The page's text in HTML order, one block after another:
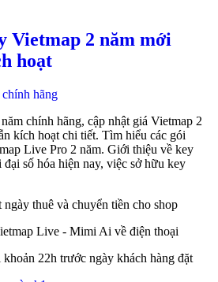
Vietmap 2 năm mới
hoạt
chính hãng, cập nhật giá Vietmap 2
kích hoạt chi tiết. Tìm hiểu các gói
Live Pro 2 năm. Giới thiệu về key
số hóa hiện nay, việc sở hữu key
thuê và chuyển tiền cho shop
Live - Mimi Ai về điện thoại
22h trước ngày khách hàng đặt